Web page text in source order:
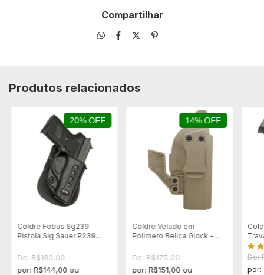
Compartilhar
Produtos relacionados
20% OFF
Coldre Fobus Sg239
Pistola Sig Sauer P239
De: R$180,00
por: R$144,00 ou
14% OFF
Coldre Velado em
Polimero Belica Glock -
De: R$175,00
por: R$151,00 ou
De:
por: